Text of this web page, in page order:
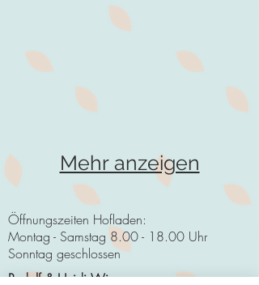
Mehr anzeigen
Öffnungszeiten Hofladen:
Montag - Samstag8.00 - 18.00 Uhr
Sonntag geschlossen
Rudolf & Heidi Wiesmayr